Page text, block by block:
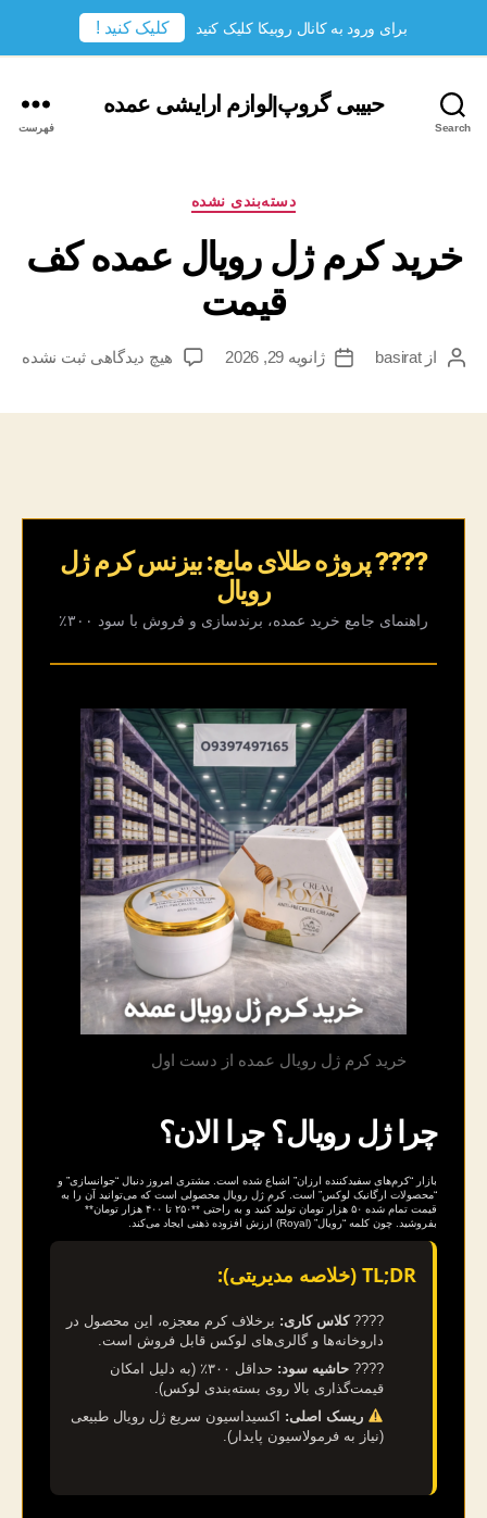
Search
حبیبی گروپ|لوازم ارایشی عمده
فهرست
دسته‌ها
دسته‌بندی نشده
خرید کرم ژل رویال عمده کف
قیمت
نویسندهٔ
ازbasirat
تاریخژانویه 29, 2026 هیچ دیدگاهی برای
قیمت
ثبت نشده
???? پروژه طلای مایع: بیزنس کرم ژل
رویال
راهنمای جامع خرید عمده، برندسازی و فروش با سود ۳۰۰٪
خرید کرم ژل رویال عمده از دست اول
چرا ژل رویال؟ چرا الان؟
بازار “کرم‌های سفیدکننده ارزان” اشباع شده است. مشتری امروز دنبال “جوانسازی” و
“محصولات ارگانیک لوکس” است. کرم ژل رویال محصولی است که می‌توانید آن را به
قیمت تمام شده ۵۰ هزار تومان تولید کنید و به راحتی **۲۵۰ تا ۴۰۰ هزار تومان**
بفروشید. چون کلمه “رویال” (Royal) ارزش افزوده ذهنی ایجاد می‌کند.
TL;DR (خلاصه مدیریتی):
????کلاس کاری: برخلاف کرم معجزه، این محصول در
داروخانه‌ها و گالری‌های لوکس قابل فروش است.
???? حاشیه سود:
حداقل ۳۰۰٪ (به دلیل امکان
قیمت‌گذاری بالا روی بسته‌بندی لوکس).
ریسک اصلی: اکسیداسیون سریع ژل رویال طبیعی
(نیاز به فرمولاسیون پایدار).
برای ورود به کانال روبیکا کلیک کنید کلیک کنید !